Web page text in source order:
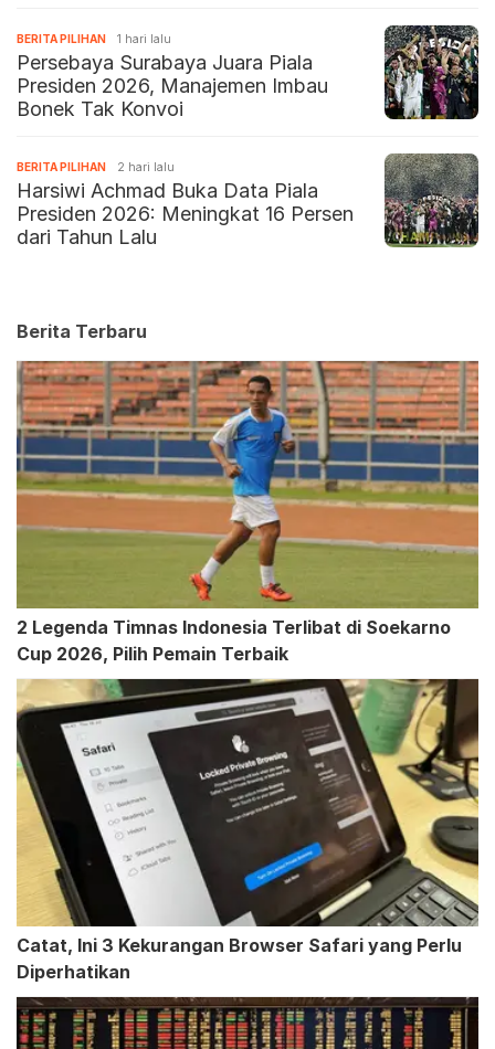
BERITA PILIHAN 1 hari lalu
Persebaya Surabaya Juara Piala
Presiden 2026, Manajemen Imbau
Bonek Tak Konvoi
BERITA PILIHAN 2 hari lalu
Harsiwi Achmad Buka Data Piala
Presiden 2026: Meningkat 16 Persen
dari Tahun Lalu
Berita Terbaru
2 Legenda Timnas Indonesia Terlibat di Soekarno
Cup 2026, Pilih Pemain Terbaik
Catat, Ini 3 Kekurangan Browser Safari yang Perlu
Diperhatikan